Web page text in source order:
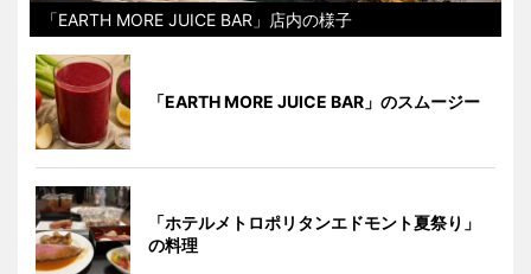
「EARTH MORE JUICE BAR」店内の様子
「EARTH MORE JUICE BAR」のスムージー
「ホテルメトロポリタンエドモント夏祭り」
の料理